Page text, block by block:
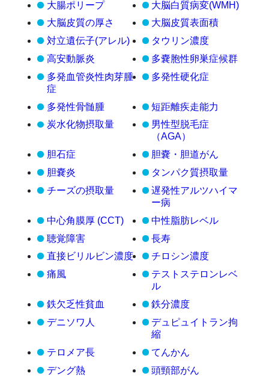
大腸ポリープ
大脳白質病変(WMH)
大脳皮質の厚さ
大脳皮質表面積
対立遺伝子(アレル)
タウリン濃度
高安動脈炎
多嚢胞性卵巣症候群
多発血管炎性肉芽腫
症
多発性硬化症
多発性骨髄腫
短距離疾走能力
炭水化物摂取量
男性型脱毛症
（AGA）
胆石症
胆嚢・胆道がん
胆嚢炎
タンパク質摂取量
チーズの摂取量
遅発性アルツハイマ
ー病
中心角膜厚 (CCT)
中性脂肪レベル
聴覚障害
長寿
直接ビリルビン濃度
チロシン濃度
痛風
テストステロンレベ
ル
鉄欠乏性貧血
鉄分濃度
デニソワ人
デュピュイトラン拘
縮
テロメア長
てんかん
デング熱
頭頸部がん